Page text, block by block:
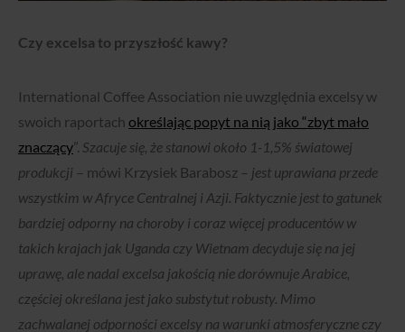
Czy excelsa to przyszłość kawy?
International Coffee Association nie uwzględnia excelsy w
swoich raportach określając popyt na nią jako “zbyt mało
znaczący”. Szacuje się, że stanowi około 1-1,5% światowej
produkcji – mówi Krzysiek Barabosz – jest uprawiana przede
wszystkim w Afryce Centralnej i Azji. Faktycznie jest to gatunek
bardziej odporny na choroby i coraz więcej producentów w
takich krajach jak Uganda czy Wietnam decyduje się na jej
uprawę, ale nadal excelsa jakością nie dorównuje Arabice,
częściej określana jest jako substytut robusty. Mimo
zachwalanej odporności excelsy na warunki atmosferyczne czy